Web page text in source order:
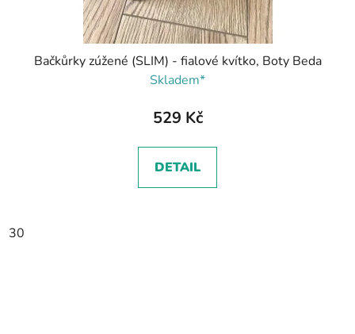
Bačkůrky zúžené (SLIM) - fialové kvítko, Boty Beda
Skladem*
529 Kč
DETAIL
30